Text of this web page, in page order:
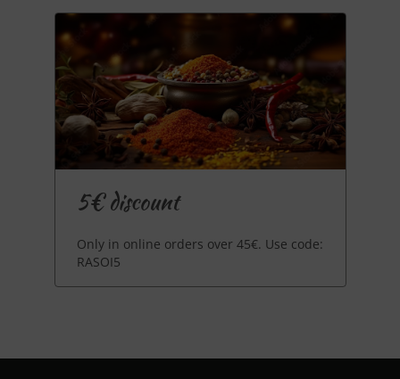
5€ discount
Only in online orders over 45€. Use code:
RASOI5